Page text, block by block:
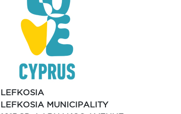
LEFKOSIA
LEFKOSIA MUNICIPALITY